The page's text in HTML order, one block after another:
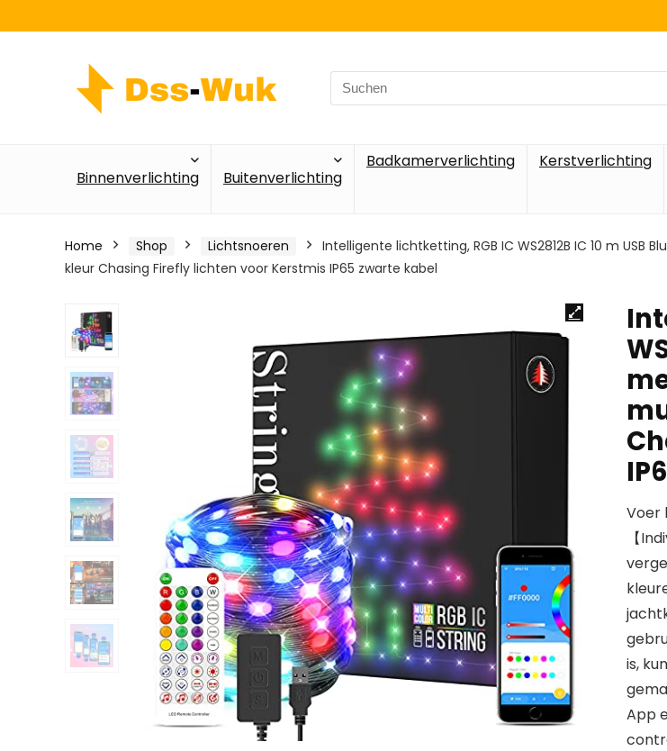
Search
for:
Binnenverlichting Buitenverlichting
Badkamerverlichting Kerstverlichting
Home Shop Lichtsnoeren
Intelligente lichtketting, RGB IC WS2812B IC 10 m
kleur Chasing Firefly lichten voor Kerstmis IP65 zwarte kabel
Voer
【
is,
App